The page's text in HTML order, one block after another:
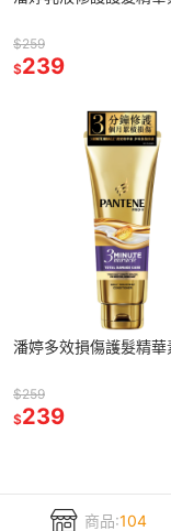
$259
$239
潘婷多效損傷護髮精
$259
$239
商品:104